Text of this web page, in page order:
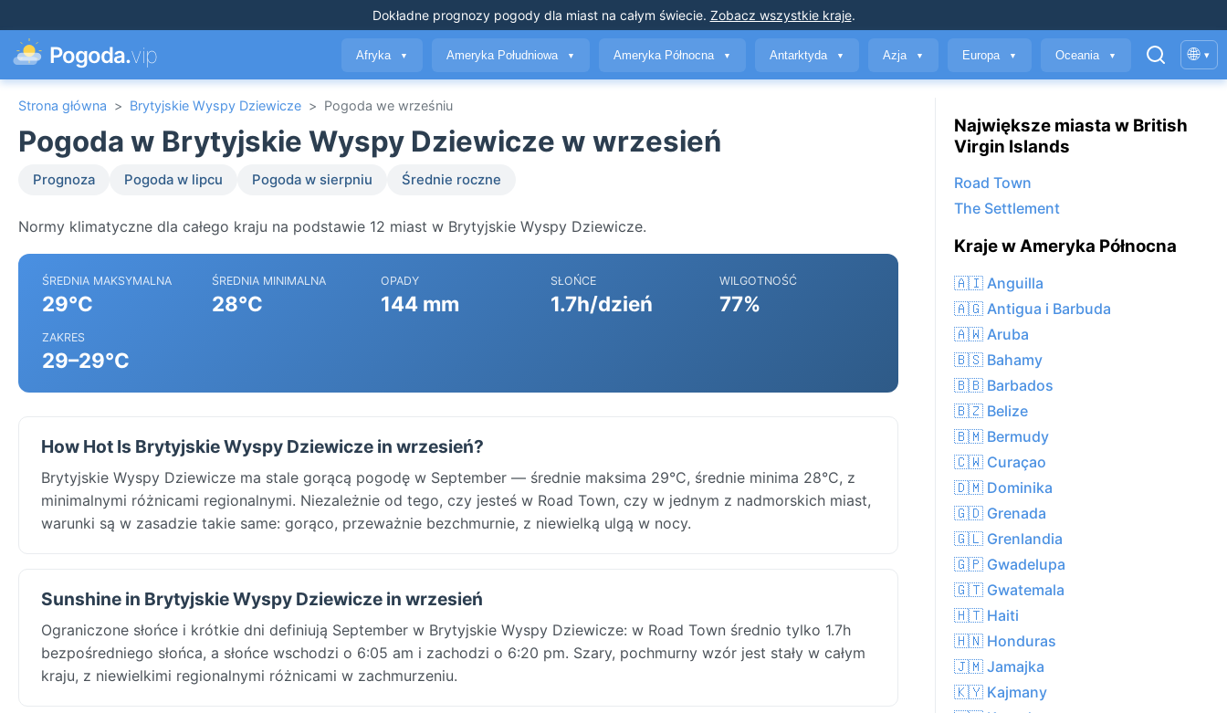
Dokładne prognozy pogodydla miast na całym świecie. Zobacz wszystkie kraje.
Pogoda.vip Afryka ▼ Ameryka Południowa ▼ Ameryka Północna ▼ Antarktyda ▼ Azja ▼ Europa ▼ Oceania ▼ 🌐 ▾
Strona główna > Brytyjskie Wyspy Dziewicze > Pogoda we wrześniu
Pogoda w Brytyjskie Wyspy Dziewicze w wrzesień
Prognoza Pogoda w lipcu Pogoda w sierpniu Średnie roczne
Normy klimatyczne dla całego kraju na podstawie 12 miast w Brytyjskie Wyspy Dziewicze.
ŚREDNIA MAKSYMALNA
29°C
ŚREDNIA MINIMALNA
28°C
OPADY
144 mm
SŁOŃCE
1.7h/dzień
WILGOTNOŚĆ
77%
ZAKRES
29–29°C
How Hot Is Brytyjskie Wyspy Dziewicze in wrzesień?
Brytyjskie Wyspy Dziewicze ma stale gorącą pogodę w September — średnie maksima 29°C, średnie minima 28°C, z
minimalnymi różnicami regionalnymi. Niezależnie od tego, czy jesteś w Road Town, czy w jednym z nadmorskich miast,
warunki są w zasadzie takie same: gorąco, przeważnie bezchmurnie, z niewielką ulgą w nocy.
Sunshine in Brytyjskie Wyspy Dziewicze in wrzesień
Ograniczone słońce i krótkie dni definiują September w Brytyjskie Wyspy Dziewicze: w Road Town średnio tylko 1.7h
bezpośredniego słońca, a słońce wschodzi o 6:05 am i zachodzi o 6:20 pm. Szary, pochmurny wzór jest stały w całym
kraju, z niewielkimi regionalnymi różnicami w zachmurzeniu.
Największe miasta w British
Virgin Islands
Road Town
The Settlement
Kraje w Ameryka Północna
🇦🇮 Anguilla
🇦🇬 Antigua i Barbuda
🇦🇼 Aruba
🇧🇸 Bahamy
🇧🇧 Barbados
🇧🇿 Belize
🇧🇲 Bermudy
🇨🇼 Curaçao
🇩🇲 Dominika
🇬🇩 Grenada
🇬🇱 Grenlandia
🇬🇵 Gwadelupa
🇬🇹 Gwatemala
🇭🇹 Haiti
🇭🇳 Honduras
🇯🇲 Jamajka
🇰🇾 Kajmany